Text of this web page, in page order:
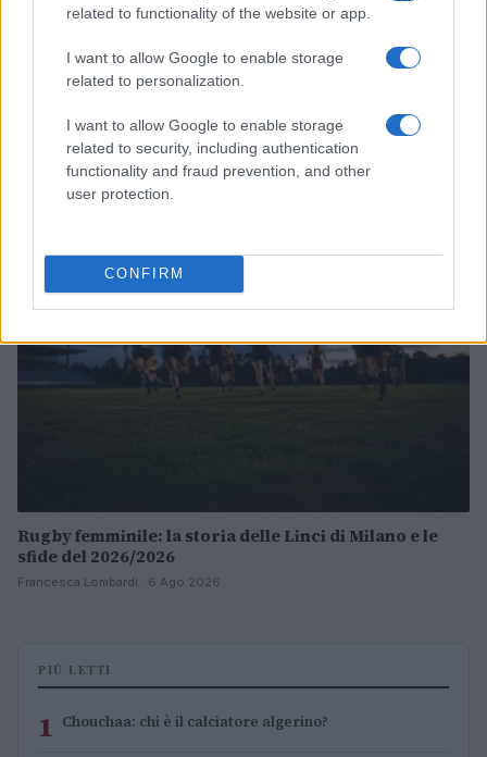
related to functionality of the website or app.
I want to allow Google to enable storage
related to personalization.
I want to allow Google to enable storage
related to security, including authentication
functionality and fraud prevention, and other
user protection.
CONFIRM
America’s Cup 2026: guida per seguire le regate da
Napoli
Francesca Lombardi · 7 Ago 2026
Rugby femminile: la storia delle Linci di Milano e le
sfide del 2026/2026
Francesca Lombardi · 6 Ago 2026
PIÙ LETTI
1 Chouchaa: chi è il calciatore algerino?